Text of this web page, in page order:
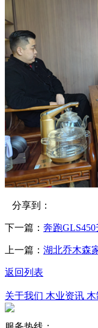
分享到：
下一篇： 奔跑
上一篇： 湖北乔木森
返回列表
关于我们 木业资讯